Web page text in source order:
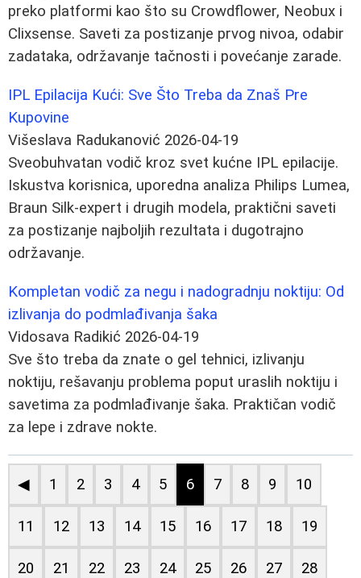
preko platformi kao što su Crowdflower, Neobux i
Clixsense. Saveti za postizanje prvog nivoa, odabir
zadataka, održavanje tačnosti i povećanje zarade.
IPL Epilacija Kući: Sve Što Treba da Znaš Pre
Kupovine
Višeslava Radukanović 2026-04-19
Sveobuhvatan vodič kroz svet kućne IPL epilacije.
Iskustva korisnica, uporedna analiza Philips Lumea,
Braun Silk-expert i drugih modela, praktični saveti
za postizanje najboljih rezultata i dugotrajno
održavanje.
Kompletan vodič za negu i nadogradnju noktiju: Od
izlivanja do podmlađivanja šaka
Vidosava Radikić 2026-04-19
Sve što treba da znate o gel tehnici, izlivanju
noktiju, rešavanju problema poput uraslih noktiju i
savetima za podmlađivanje šaka. Praktičan vodič
za lepe i zdrave nokte.
◀ 1 2 3 4 5 6 7 8 9 10
11 12 13 14 15 16 17 18 19
20 21 22 23 24 25 26 27 28